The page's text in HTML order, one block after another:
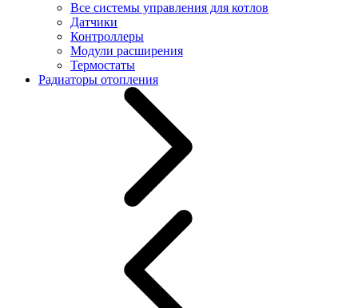
Все системы управления для котлов
Датчики
Контроллеры
Модули расширения
Термостаты
Радиаторы отопления